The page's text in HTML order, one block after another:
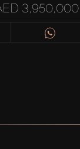
3,950,000